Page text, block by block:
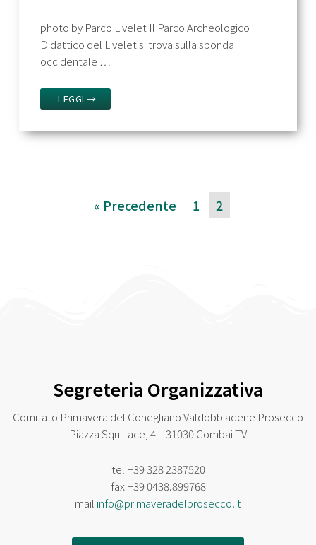
photo by Parco Livelet Il Parco Archeologico
Didattico del Livelet si trova sulla sponda
occidentale …
LEGGI →
« Precedente 1 2
Segreteria Organizzativa
Comitato Primavera del Conegliano Valdobbiadene Prosecco
Piazza Squillace, 4 – 31030 Combai TV
tel +39 328 2387520
fax+39 0438.899768
mail info@primaveradelprosecco.it